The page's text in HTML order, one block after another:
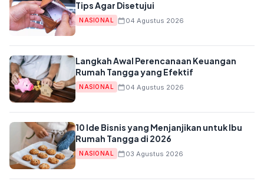
Tips Agar Disetujui
NASIONAL 04 Agustus 2026
Langkah Awal Perencanaan Keuangan
Rumah Tangga yang Efektif
NASIONAL 04 Agustus 2026
10 Ide Bisnis yang Menjanjikan untuk Ibu
Rumah Tangga di 2026
NASIONAL 03 Agustus 2026